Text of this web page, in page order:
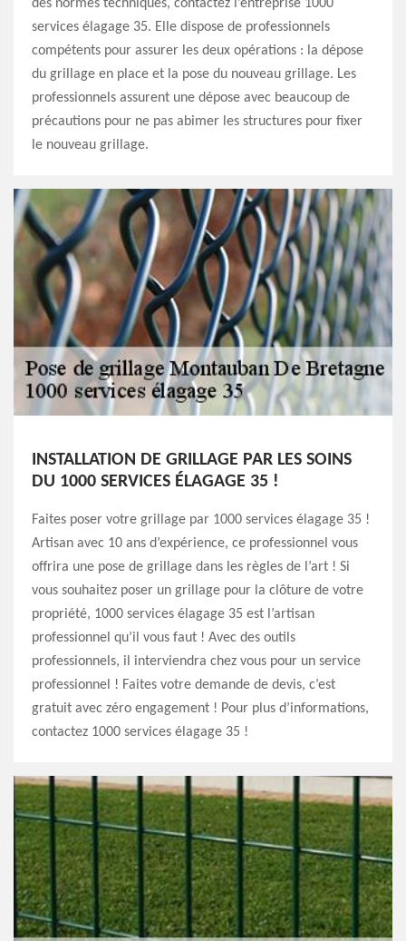
des normes techniques, contactez l’entreprise 1000
services élagage 35. Elle dispose de professionnels
compétents pour assurer les deux opérations : la dépose
du grillage en place et la pose du nouveau grillage. Les
professionnels assurent une dépose avec beaucoup de
précautions pour ne pas abimer les structures pour fixer
le nouveau grillage.
INSTALLATION DE GRILLAGE PAR LES SOINS
DU 1000 SERVICES ÉLAGAGE 35 !
Faites poser votre grillage par 1000 services élagage 35 !
Artisan avec 10 ans d’expérience, ce professionnel vous
offrira une pose de grillage dans les règles de l’art ! Si
vous souhaitez poser un grillage pour la clôture de votre
propriété, 1000 services élagage 35 est l’artisan
professionnel qu’il vous faut ! Avec des outils
professionnels, il interviendra chez vous pour un service
professionnel ! Faites votre demande de devis, c’est
gratuit avec zéro engagement ! Pour plus d’informations,
contactez 1000 services élagage 35 !